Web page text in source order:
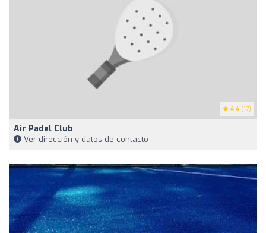
4.4 (17)
Air Padel Club
Ver dirección y datos de contacto